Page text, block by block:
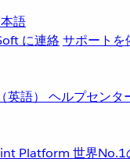
語
に連絡サポートを
語） ヘルプセンタ
Platform 世界No.1